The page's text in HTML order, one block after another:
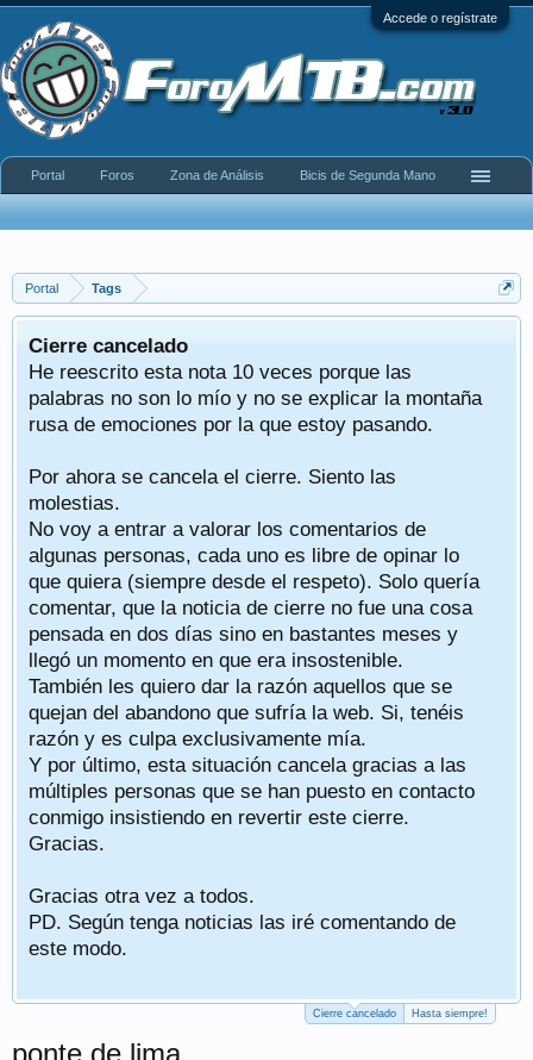
Accede o regístrate
Portal Tags
Cierre cancelado
He reescrito esta nota 10 veces porque las
palabras no son lo mío y no se explicar la montaña
rusa de emociones por la que estoy pasando.
Por ahora se cancela el cierre. Siento las
molestias.
No voy a entrar a valorar los comentarios de
algunas personas, cada uno es libre de opinar lo
que quiera (siempre desde el respeto). Solo quería
comentar, que la noticia de cierre no fue una cosa
pensada en dos días sino en bastantes meses y
llegó un momento en que era insostenible.
También les quiero dar la razón aquellos que se
quejan del abandono que sufría la web. Si, tenéis
razón y es culpa exclusivamente mía.
Y por último, esta situación cancela gracias a las
múltiples personas que se han puesto en contacto
conmigo insistiendo en revertir este cierre.
Gracias.
Gracias otra vez a todos.
PD. Según tenga noticias las iré comentando de
este modo.
Cierre cancelado Hasta siempre!
ponte de lima
Portal Foros Zona de Análisis Bicis de Segunda Mano